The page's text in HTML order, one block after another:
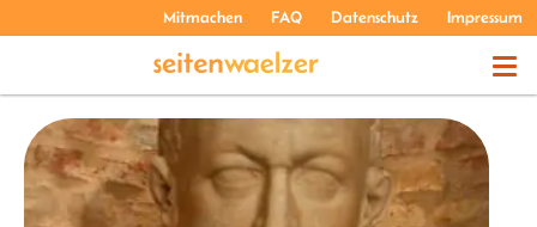
Mitmachen FAQ Datenschutz Impressum
PODCASTS